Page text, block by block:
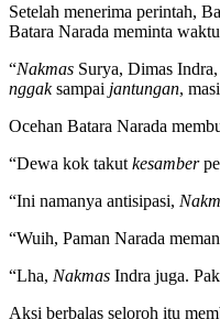
Setelah menerima perintah,
Batara Narada meminta
“Nakmas Surya, Dimas
nggaksampai jantungan,
Ocehan Batara Narada
“Dewa kok takut kesamber
“Ini namanya antisipasi,
“Wuih, Paman Narada
“Lha, Nakmas Indra juga.
Aksi berbalas seloroh itu